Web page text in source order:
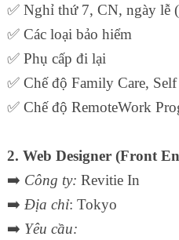
✅Nghỉ thứ 7, CN, ngày lễ
✅Các loại bảo hiểm
✅Phụ cấp đi lại
✅Chế độ Family Care, Self
✅Chế độ RemoteWork
2. Web Designer (Front
➡️ Công ty: Revitie In
➡️ Địa chỉ: Tokyo
➡️ Yêu cầu: